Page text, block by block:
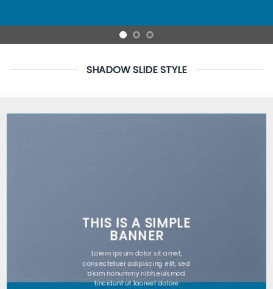
SHADOW SLIDE STYLE
THIS IS A SIMPLE
BANNER
Lorem ipsum dolor sit amet,
consectetuer adipiscing elit, sed
diam nonummy nibh euismod
tincidunt ut laoreet dolore